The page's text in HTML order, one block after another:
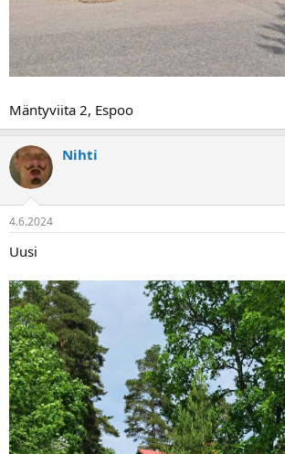
Mäntyviita 2, Espoo
Nihti
4.6.2024
Uusi